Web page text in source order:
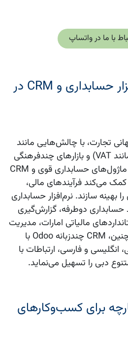
با ما د​​ر واتساپ
نیاز به ERP، نرم‌افزار حسابداری و CRM در
تجارت، با چالش‌هایی مانند
قوانین مالیاتی پیچیده (مانند VAT) و بازارهای چندفرهنگی
مواجه است. اودو با ارائه ماژول‌های حسابداری قوی و CRM
می‌کند فرآیندهای مالی،
سازند. نرم‌افزار حسابداری
حسابداری دوطرفه، گزارش‌گیری
مالیاتی امارات، مدیریت
مالی را آسان می‌کند. همچنین، CRM چندزبانه Odoo با
انگلیسی و فارسی، ارتباطات با
دبی را تسهیل می‌نماید.
برای کسب‌وکارهای